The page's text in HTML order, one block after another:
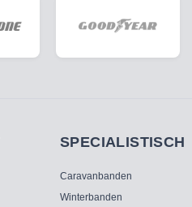
SPECIALISTISCH
Caravanbanden
Winterbanden